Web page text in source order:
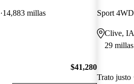
14,883 millas
$41,280
Sport 4WD
Clive, IA
29 millas
Trato justo